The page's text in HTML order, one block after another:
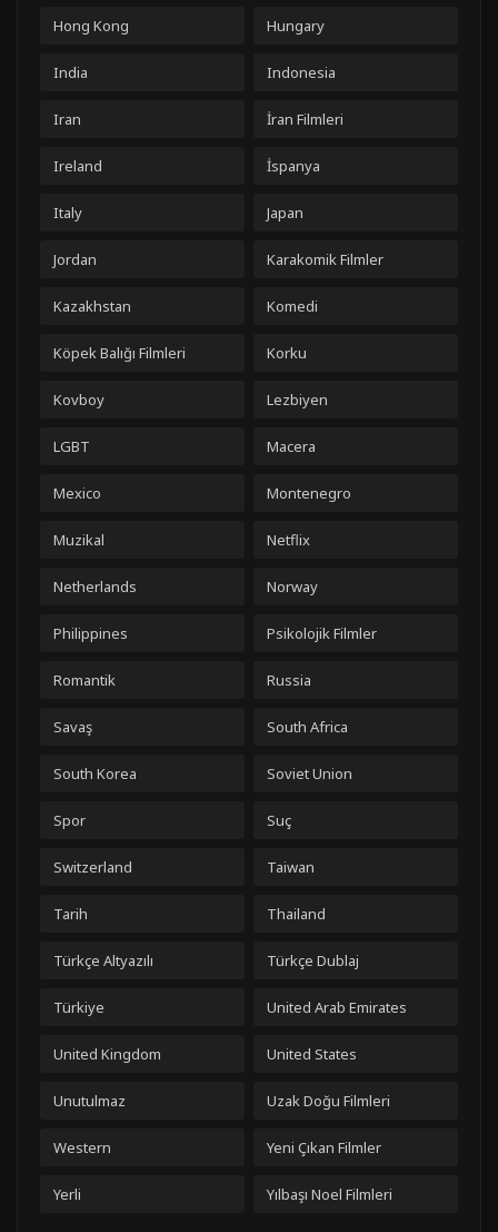
Hong Kong Hungary
India Indonesia
Iran İran Filmleri
Ireland İspanya
Italy Japan
Jordan Karakomik Filmler
Kazakhstan Komedi
Köpek Balığı Filmleri Korku
Kovboy Lezbiyen
LGBT Macera
Mexico Montenegro
Muzikal Netflix
Netherlands Norway
Philippines Psikolojik Filmler
Romantik Russia
Savaş South Africa
South Korea Soviet Union
Spor Suç
Switzerland Taiwan
Tarih Thailand
Türkçe Altyazılı Türkçe Dublaj
Türkiye United Arab Emirates
United Kingdom United States
Unutulmaz Uzak Doğu Filmleri
Western Yeni Çıkan Filmler
Yerli Yılbaşı Noel Filmleri